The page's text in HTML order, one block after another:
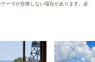
ーマが合致しない場合があります。必